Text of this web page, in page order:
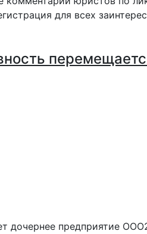
для всех
дочернее предприятие